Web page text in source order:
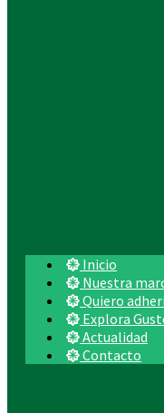
Inicio
Nuestra
Quiero
Explora
Actualidad
Contacto